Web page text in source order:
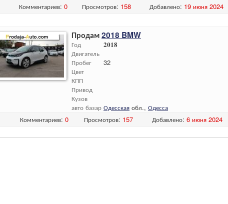
Комментариев: 0 Просмотров: 158 Добавлено: 19 июня 2024
Продам2018 BMW
Год
Двигатель
Пробег
Цвет
КПП
Привод
Кузов
авто базар
2018
32
Одесская обл., Одесса
Комментариев: 0 Просмотров: 157 Добавлено: 6 июня 2024